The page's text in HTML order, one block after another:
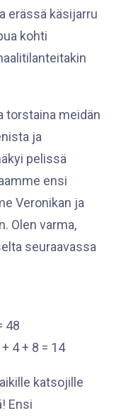
erässä käsijarru
kohti
torstaina meidän
ja
pelissä
ensi
Veronikan ja
Olen varma,
seuraavassa
48
4 + 8 = 14
katsojille
Ensi